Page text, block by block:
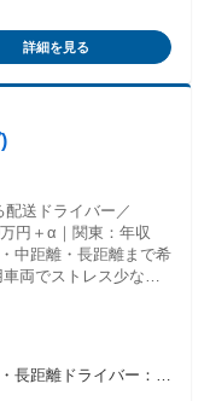
▶ 成長とキャリアの
大型免許取得助成制度
・着実な昇給で収入ア
てスタート可能 ・安
詳細を見る
送ドライバー／
円＋α｜関東：年収